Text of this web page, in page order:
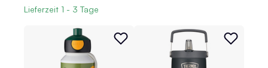
Lieferzeit 1 - 3 Tage